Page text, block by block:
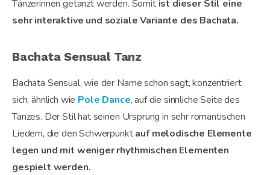
Tänzerinnen getanzt werden. Somit ist dieser Stil eine
sehr interaktive und soziale Variante des Bachata.
Bachata Sensual Tanz
Bachata Sensual, wie der Name schon sagt, konzentriert
sich, ähnlich wie Pole Dance, auf die sinnliche Seite des
Tanzes. Der Stil hat seinen Ursprung in sehr romantischen
Liedern, die den Schwerpunktauf melodische Elemente
legen und mit weniger rhythmischen Elementen
gespielt werden.